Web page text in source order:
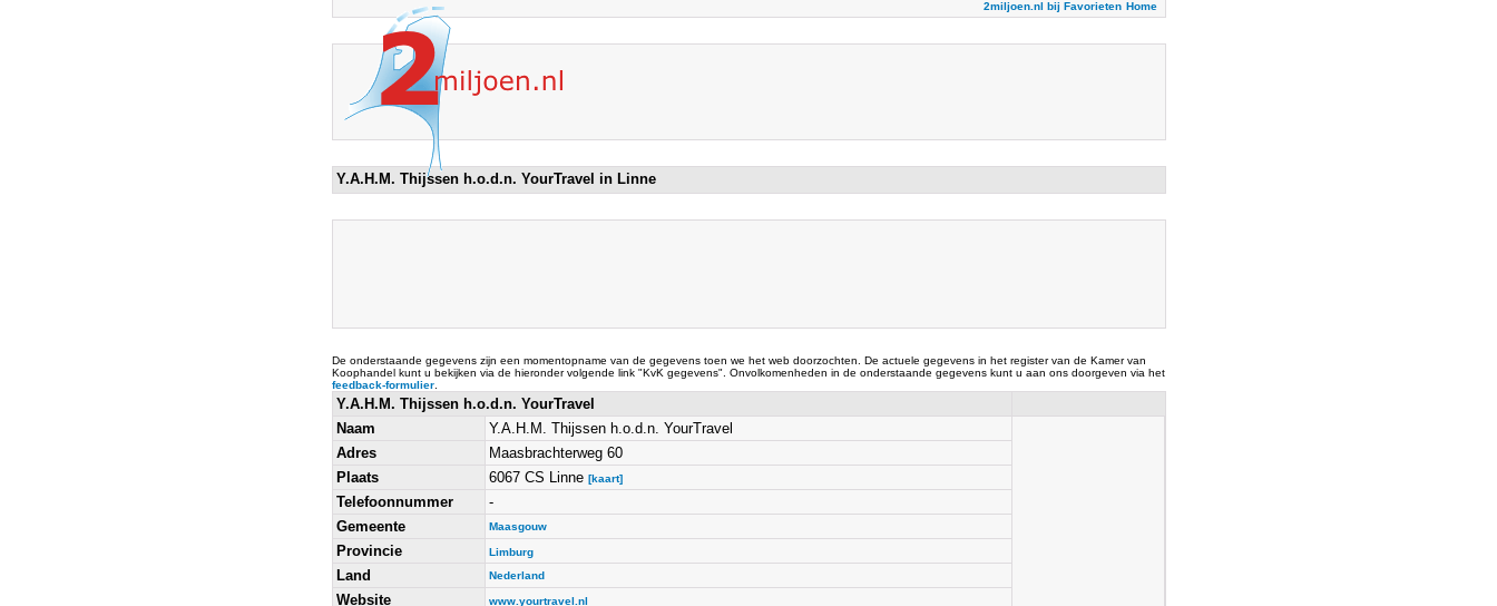
2miljoen.nl bij Favorieten Home
Y.A.H.M. Thijssen h.o.d.n. YourTravel in Linne
De onderstaande gegevens zijn een momentopname van de gegevens toen we het web doorzochten. De actuele gegevens in het register van de Kamer van
Koophandel kunt u bekijken via de hieronder volgende link "KvK gegevens". Onvolkomenheden in de onderstaande gegevens kunt u aan ons doorgeven via het
feedback-formulier.
Y.A.H.M. Thijssen h.o.d.n. YourTravel
Naam
Y.A.H.M. Thijssen h.o.d.n. YourTravel
Adres
Maasbrachterweg 60
Plaats
6067 CS Linne [kaart]
Telefoonnummer
-
Gemeente
Maasgouw
Provincie Limburg
Land Nederland
Website www.yourtravel.nl